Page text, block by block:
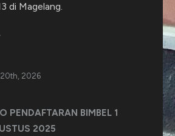
di Magelang.
20th, 2026
PENDAFTARAN BIMBEL 1
2025